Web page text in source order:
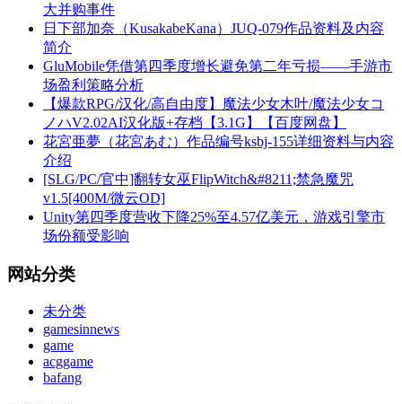
大并购事件
日下部加奈（KusakabeKana）JUQ-079作品资料及内容
简介
GluMobile凭借第四季度增长避免第二年亏损——手游市
场盈利策略分析
【爆款RPG/汉化/高自由度】魔法少女木叶/魔法少女コ
ノハV2.02AI汉化版+存档【3.1G】【百度网盘】
花宮亜夢（花宮あむ）作品编号ksbj-155详细资料与内容
介绍
[SLG/PC/官中]翻转女巫FlipWitch&#8211;禁急魔咒
v1.5[400M/微云OD]
Unity第四季度营收下降25%至4.57亿美元，游戏引擎市
场份额受影响
网站分类
未分类
gamesinnews
game
acggame
bafang